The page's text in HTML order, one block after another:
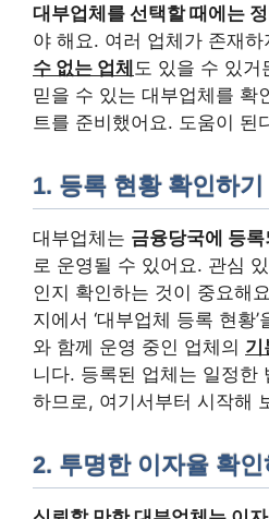
대부업체를 선택할 때에는
야 해요. 여러 업체가 존재
수 없는 업체 도 있을 수 있거
믿을 수 있는 대부업체를 확
트를 준비했어요. 도움이 된
1. 등록 현황 확인하기
대부업체는 금융당국에 등
로 운영될 수 있어요. 관심
인지 확인하는 것이 중요해
지에서 ‘대부업체 등록 현황
와 함께 운영 중인 업체의 기
니다. 등록된 업체는 일정한
하므로, 여기서부터 시작해
2. 투명한 이자율 확인